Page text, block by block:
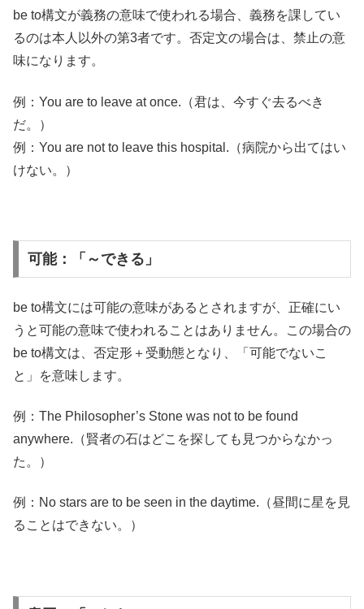
be to構文が義務の意味で使われる場合、義務を課してい
るのは本人以外の第3者です。否定文の場合は、禁止の意
味になります。
例：You are to leave at once.（君は、今すぐ去るべき
だ。）
例：You are not to leave this hospital.（病院から出てはい
けない。）
可能：「～できる」
be to構文には可能の意味があるとされますが、正確にい
うと可能の意味で使われることはありません。この場合の
be to構文は、否定形＋受動態となり、「可能でないこ
と」を意味します。
例：The Philosopher’s Stone was not to be found
anywhere.（賢者の石はどこを探しても見つからなかっ
た。）
例：No stars are to be seen in the daytime.（昼間に星を見
ることはできない。）